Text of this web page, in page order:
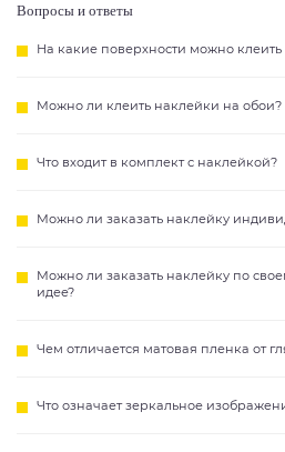
Вопросы и ответы
На какие поверхности можно
Можно ли клеить наклейки на обои?
Что входит в комплект с наклейкой?
Можно ли заказать наклейку
Можно ли заказать наклейку по
идее?
Чем отличается матовая пленка от
Что означает зеркальное